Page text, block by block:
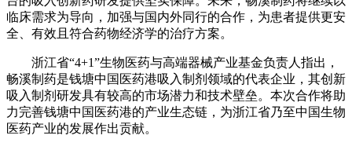
临床需求为导向，加强与国内外同行的合作，为患者提供更安
全、有效且符合药物经济学的治疗方案。
浙江省“4+1”生物医药与高端器械产业基金负责人指出，
畅溪制药是钱塘中国医药港吸入制剂领域的代表企业，其创新
吸入制剂研发具有较高的市场潜力和技术壁垒。本次合作将助
力完善钱塘中国医药港的产业生态链，为浙江省乃至中国生物
医药产业的发展作出贡献。